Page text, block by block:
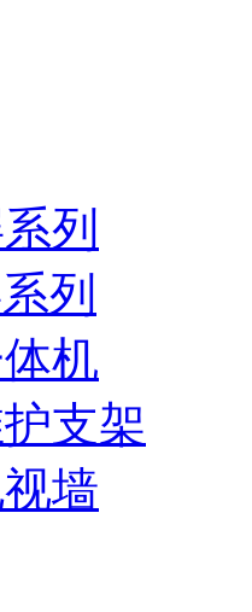
列
列
机
支架
墙